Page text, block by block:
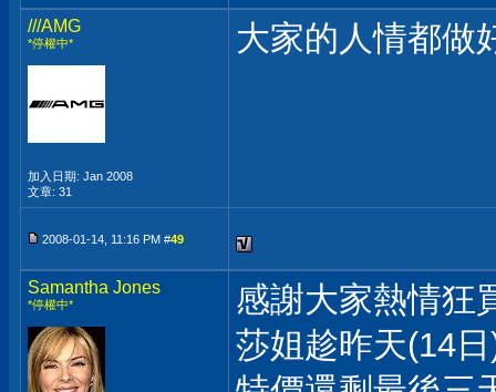
///AMG
*停權中*
加入日期: Jan 2008
文章: 31
大家的人情都做
2008-01-14, 11:16 PM #49
Samantha Jones
*停權中*
感謝大家熱情狂
莎姐趁昨天(14